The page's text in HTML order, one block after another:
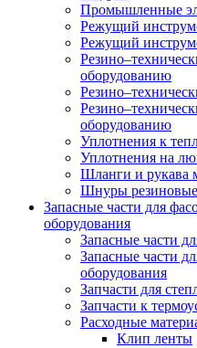
Промышленные
Режущий
Режущий
оборудованию
оборудованию
Уплотнения к
Уплотнения на
Шланги и рукава
Шнуры
Запасные части для
оборудования
Запасные части
Запасные части
оборудования
Запчасти для
Запчасти к
Расходные
Клип ленты